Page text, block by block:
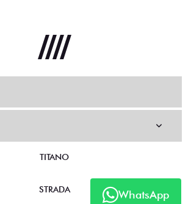
WhatsApp
TITANO
STRADA